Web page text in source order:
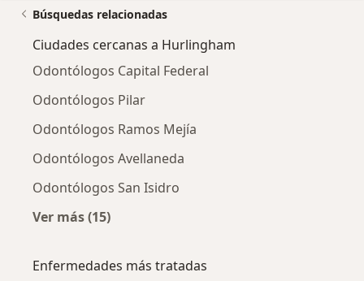
Búsquedas relacionadas
Ciudades cercanas a Hurlingham
Odontólogos Capital Federal
Odontólogos Pilar
Odontólogos Ramos Mejía
Odontólogos Avellaneda
Odontólogos San Isidro
Ver más (15)
Enfermedades más tratadas